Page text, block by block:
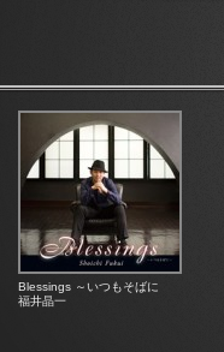
Blessings ～いつもそばに
福井晶一